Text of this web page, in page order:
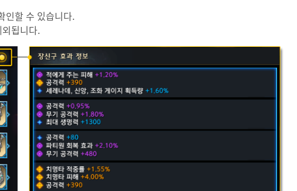
인할 수 있습니다.
됩니다.